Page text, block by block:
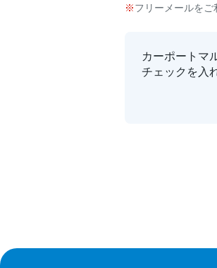
フリーメールをご
カーポートマ
チェックを入